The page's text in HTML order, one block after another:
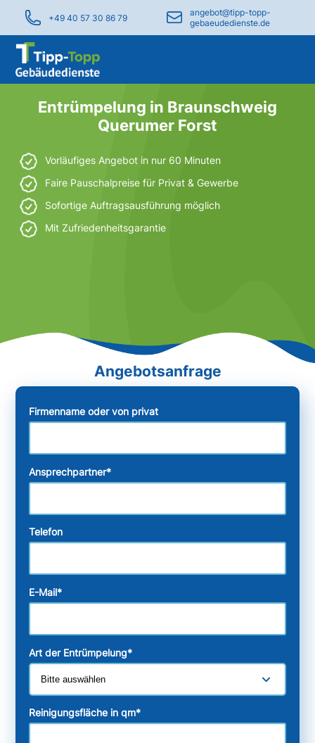
+49 40 57 30 86 79
angebot@tipp-topp-
gebaeudedienste.de
Entrümpelung in Braunschweig
Querumer Forst
Vorläufiges Angebot in nur 60 Minuten
Faire Pauschalpreise für Privat & Gewerbe
Sofortige Auftragsausführung möglich
Mit Zufriedenheitsgarantie
Firmenname oder von privat
Ansprechpartner*
Telefon
E-Mail*
Art der Entrümpelung*
Reinigungsfläche in qm*